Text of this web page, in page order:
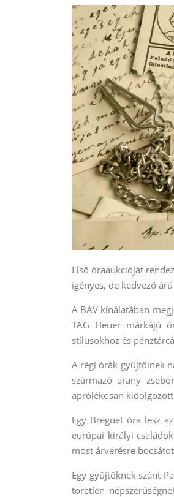
Első óraaukcióját
igényes, de kedvező
A BÁV kínálatában
TAG Heuer márkájú
stílusokhoz és
A régi órák gyűjtőinek
származó arany
aprólékosan
Egy Breguet óra lesz
európai királyi
most árverésre
Egy gyűjtőknek szánt
töretlen